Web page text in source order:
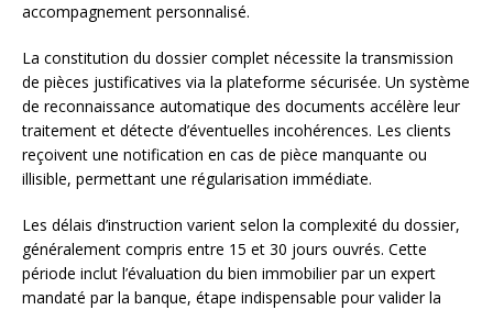
accompagnement personnalisé.
La constitution du dossier complet nécessite la transmission
de pièces justificatives via la plateforme sécurisée. Un système
de reconnaissance automatique des documents accélère leur
traitement et détecte d’éventuelles incohérences. Les clients
reçoivent une notification en cas de pièce manquante ou
illisible, permettant une régularisation immédiate.
Les délais d’instruction varient selon la complexité du dossier,
généralement compris entre 15 et 30 jours ouvrés. Cette
période inclut l’évaluation du bien immobilier par un expert
mandaté par la banque, étape indispensable pour valider la